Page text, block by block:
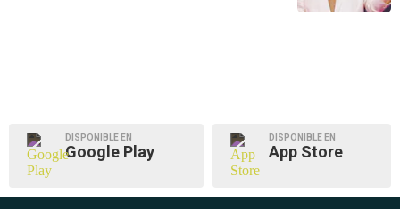
DISPONIBLE EN
Google Play
DISPONIBLE EN
App Store